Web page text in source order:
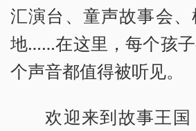
汇演台、童声故事会
地……在这里，每个孩
个声音都值得被听见。
欢迎来到故事王